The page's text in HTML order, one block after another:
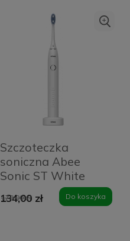
Szczoteczka
soniczna Abee
Sonic ST White
134,00 zł
179,00 zł Do koszyka